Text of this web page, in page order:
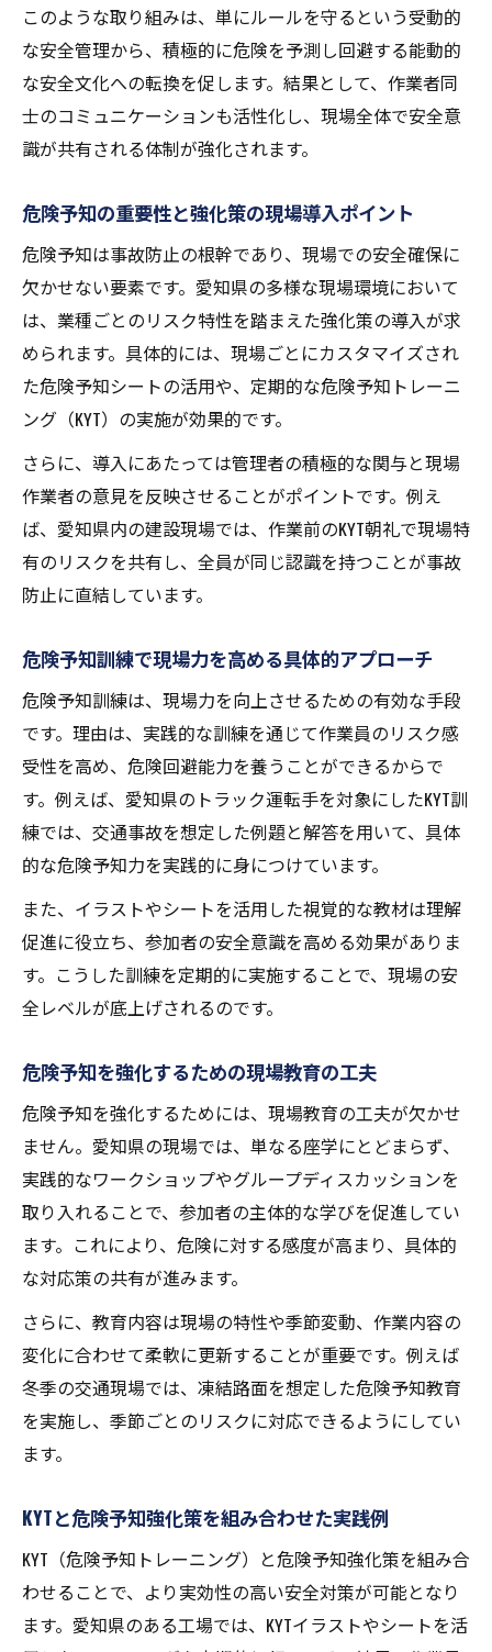
交通KYT事例イラストで学ぶ危険予知の要点
愛知独自のKYT講習や教材活用法
愛知のKYT講習を活かした危険予知の実務展
開
夫
術
危険予知を深める愛知ならではの教材紹介
KYT講習愛知と現場危険予知の効果的な連動
法
トラック作業で役立つ危険予知事例集
トラック作業向け危険予知トレーニング事
例解説
危険予知訓練で実践するトラック作業の安
全対策
トラック作業の現場で役立つ危険予知シー
事例から学ぶトラック作業の危険予知ポイ
ント
トラック作業の危険予知トレーニング例題
集
朝礼で使えるKYTシート実践アイデア
朝礼での危険予知実践に最適なKYTシートの
使い方
現場朝礼で役立つ危険予知KYTシート活用術
危険予知訓練シートを朝礼に取り入れる工
夫例
交通事故防止編KYTシートで安全意識を高め
朝礼で活かせる交通KYTネタと危険予知のポ
イント
現場の安全意識向上に繋がる継続策
危険予知を定着させる現場安全意識向上の
KYTと危険予知を継続するための日常的な取
現場の安全意識を高める危険予知強化の仕
組み
危険予知訓練で継続的に安全意識を醸成す
践例
このような取り組みは、単にルールを守るという受動的
な安全管理から、積極的に危険を予測し回避する能動的
な安全文化への転換を促します。結果として、作業者同
士のコミュニケーションも活性化し、現場全体で安全意
識が共有される体制が強化されます。
危険予知の重要性と強化策の現場導入ポイント
危険予知は事故防止の根幹であり、現場での安全確保に
欠かせない要素です。愛知県の多様な現場環境において
は、業種ごとのリスク特性を踏まえた強化策の導入が求
められます。具体的には、現場ごとにカスタマイズされ
た危険予知シートの活用や、定期的な危険予知トレーニ
ング（KYT）の実施が効果的です。
さらに、導入にあたっては管理者の積極的な関与と現場
作業者の意見を反映させることがポイントです。例え
ば、愛知県内の建設現場では、作業前のKYT朝礼で現場特
有のリスクを共有し、全員が同じ認識を持つことが事故
防止に直結しています。
危険予知訓練で現場力を高める具体的アプローチ
危険予知訓練は、現場力を向上させるための有効な手段
です。理由は、実践的な訓練を通じて作業員のリスク感
受性を高め、危険回避能力を養うことができるからで
す。例えば、愛知県のトラック運転手を対象にしたKYT訓
練では、交通事故を想定した例題と解答を用いて、具体
的な危険予知力を実践的に身につけています。
また、イラストやシートを活用した視覚的な教材は理解
促進に役立ち、参加者の安全意識を高める効果がありま
す。こうした訓練を定期的に実施することで、現場の安
全レベルが底上げされるのです。
危険予知を強化するための現場教育の工夫
危険予知を強化するためには、現場教育の工夫が欠かせ
ません。愛知県の現場では、単なる座学にとどまらず、
実践的なワークショップやグループディスカッションを
取り入れることで、参加者の主体的な学びを促進してい
ます。これにより、危険に対する感度が高まり、具体的
な対応策の共有が進みます。
さらに、教育内容は現場の特性や季節変動、作業内容の
変化に合わせて柔軟に更新することが重要です。例えば
冬季の交通現場では、凍結路面を想定した危険予知教育
を実施し、季節ごとのリスクに対応できるようにしてい
ます。
KYTと危険予知強化策を組み合わせた実践例
KYT（危険予知トレーニング）と危険予知強化策を組み合
わせることで、より実効性の高い安全対策が可能となり
ます。愛知県のある工場では、KYTイラストやシートを活